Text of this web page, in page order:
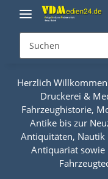
Herzlich
Druckerei &
Fahrzeughistorie,
Antike bis zur
Antiquitäten, Nautik
Antiquariat sowie